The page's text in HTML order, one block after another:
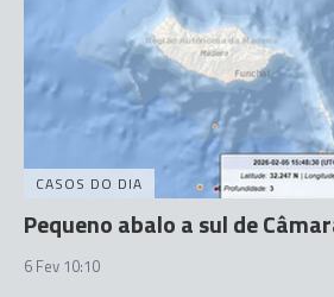
CASOS DO DIA
Pequeno abalo a sul de
6 Fev 10:10